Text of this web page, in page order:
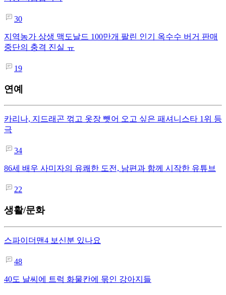
30
지역농가 상생 맥도날드 100만개 팔린 인기 옥수수 버거 판매
중단의 충격 진실 ㅠ
19
연예
카리나, 지드래곤 꺾고 옷장 뺏어 오고 싶은 패셔니스타 1위 등
극
34
86세 배우 사미자의 유쾌한 도전, 남편과 함께 시작한 유튜브
22
생활/문화
스파이더맨4 보신분 있나요
48
40도 날씨에 트럭 화물칸에 묶인 강아지들